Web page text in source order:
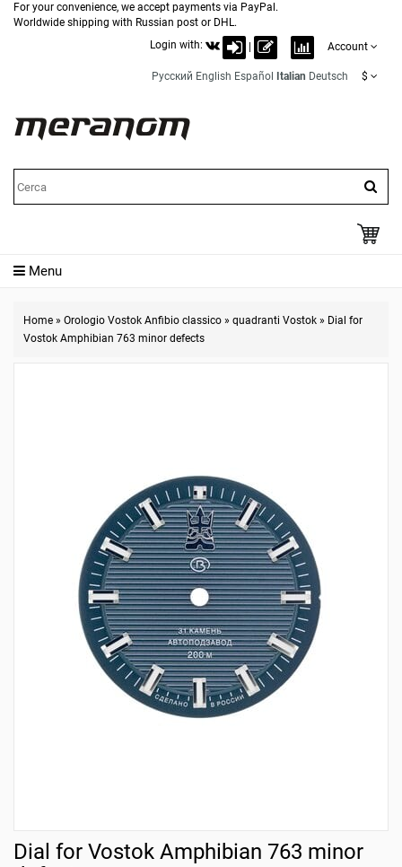
For your convenience, we accept payments via PayPal.
Worldwide shipping with Russian post or DHL.
Login with:
Account
Русский English Español Italian Deutsch $
Menu
Home » Orologio Vostok Anfibio classico » quadranti Vostok » Dial for
Vostok Amphibian 763 minor defects
Dial for Vostok Amphibian 763 minor